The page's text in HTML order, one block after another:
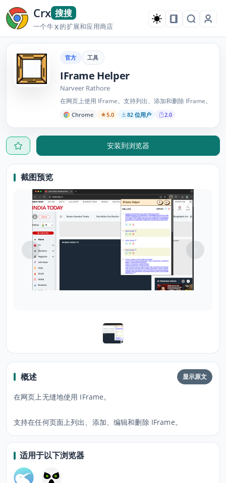
Crx 搜搜
一个牛X的扩展和应用商店
官方 工具
IFrame Helper
Narveer Rathore
在网页上使用 IFrame。支持列出、添加和删除 IFrame。
Chrome 5.0 82 位用户 2.0
安装到浏览器
截图预览
概述 显示原文
在网页上无缝地使用 IFrame。
支持在任何页面上列出、添加、编辑和删除 IFrame。
适用于以下浏览器